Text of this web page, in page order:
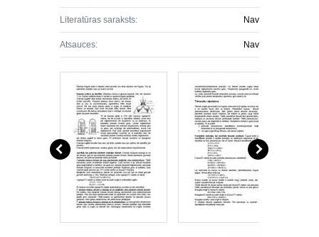
Literatūras saraksts: Nav
Atsauces: Nav